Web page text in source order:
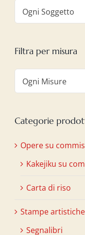
Ogni Soggetto
Filtra per misura
Ogni Misure
Categorie
Opere su
Kakejiku su
Carta di riso
Stampe artistiche
Segnalibri